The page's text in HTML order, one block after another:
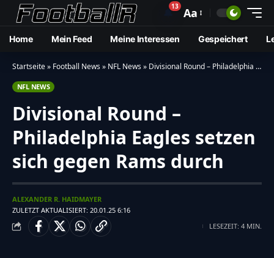
🔔13 Aa
Home Mein Feed Meine Interessen Gespeichert
Startseite» Football News» NFL News» Divisional Round – Philadelphia Eagles setzen sich gegen Rams durch
NFL NEWS
Divisional Round –
Philadelphia Eagles setzen
sich gegen Rams durch
ZULETZT AKTUALISIERT: 20.01.25 6:16
ALEXANDER R. HAIDMAYER
LESEZEIT: 4 MIN.